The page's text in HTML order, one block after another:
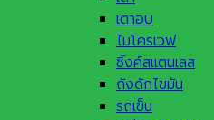
เตาอบ
ไมโครเวฟ
ซิ้งค์สแตนเลส
ถังดักไขมัน
รถเข็น